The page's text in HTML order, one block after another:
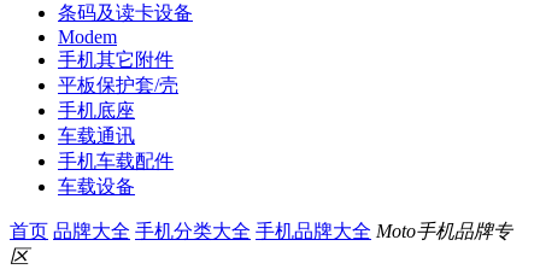
条码及读卡设备
Modem
手机其它附件
平板保护套/壳
手机底座
车载通讯
手机车载配件
车载设备
首页 品牌大全 手机分类大全 手机品牌大全 Moto手机品牌专
区